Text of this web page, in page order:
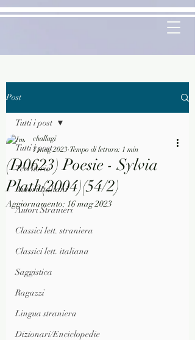
Post
Tutti i post
Territorio
Autori Italiani
Autori Stranieri
Classici lett. straniera
Classici lett. italiana
Saggistica
Ragazzi
Lingua straniera
Dizionari/Enciclopedie
Tutti i post
(D0623) Poesie - Sylvia
Plath(2004)(54/2)
challagi
7 mag 2023 Tempo di lettura: 1 min
Aggiornamento: 16 mag 2023